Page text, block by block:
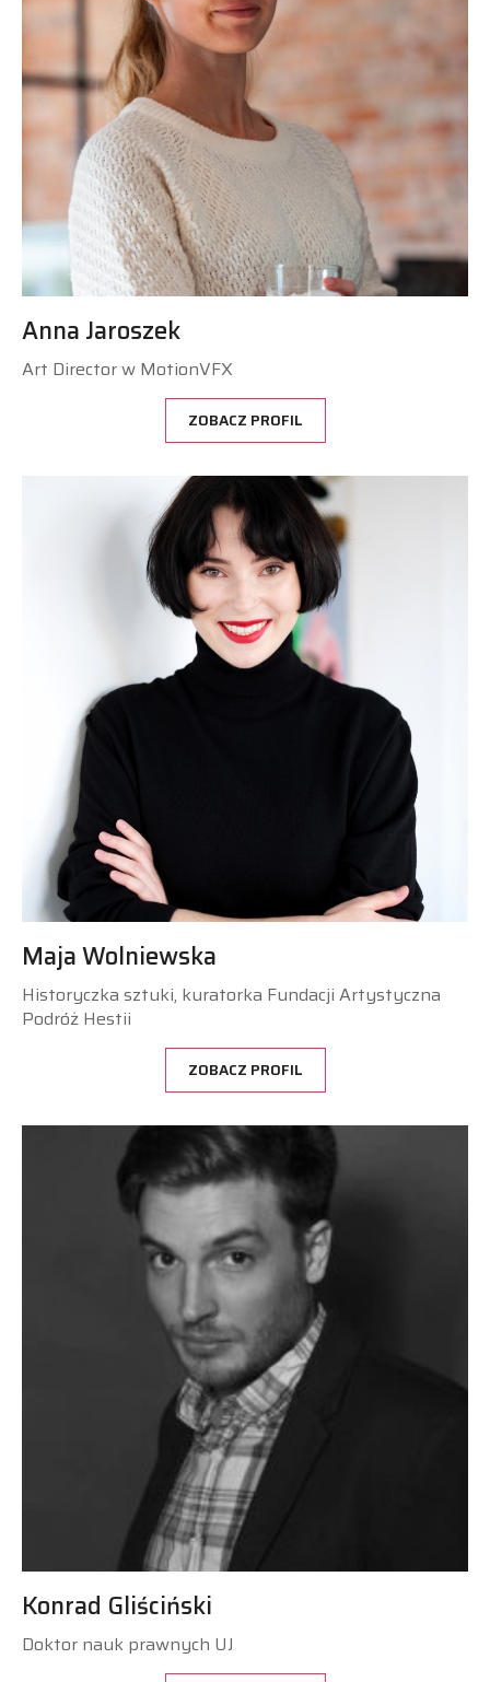
Anna Jaroszek
Art Director w MotionVFX
ZOBACZ PROFIL
Maja Wolniewska
Historyczka sztuki, kuratorka Fundacji Artystyczna
Podróż Hestii
ZOBACZ PROFIL
Konrad Gliściński
Doktor nauk prawnych UJ